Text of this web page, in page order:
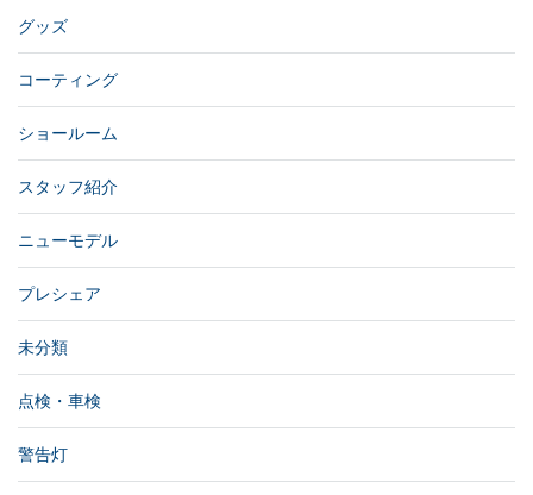
グッズ
コーティング
ショールーム
スタッフ紹介
ニューモデル
プレシェア
未分類
点検・車検
警告灯